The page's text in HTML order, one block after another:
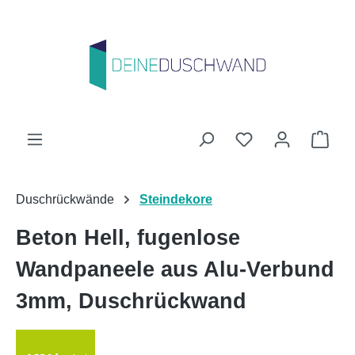
Du hast 0
Duschrückwände Steindekore
Beton Hell, fugenlose
Wandpaneele aus Alu-Verbund
3mm, Duschrückwand